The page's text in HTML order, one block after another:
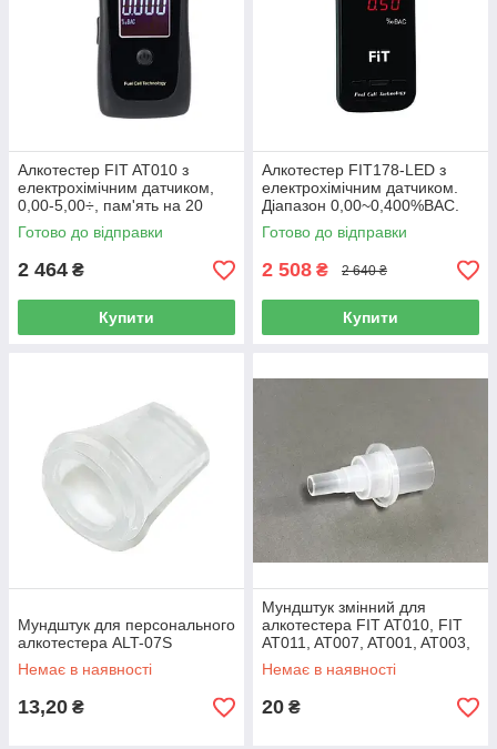
Алкотестер FIT AT010 з
електрохімічним датчиком,
0,00-5,00÷, пам'ять на 20
вимірювань
Готово до відправки
2 464 ₴
Купити
Алкотестер FIT178-LED з
електрохімічним датчиком.
Діапазон 0,00~0,400%BAC.
Пам'ять на 10 тестів
Готово до відправки
2 508 ₴ 2 640 ₴
Купити
Мундштук для персонального
алкотестера ALT-07S
Немає в наявності
13,20 ₴
Мундштук змінний для
алкотестера FIT AT010, FIT
AT011, AT007, AT001, AT003,
FIT178-LC, FIT178-FC,
FIT178-plus
Немає в наявності
20 ₴